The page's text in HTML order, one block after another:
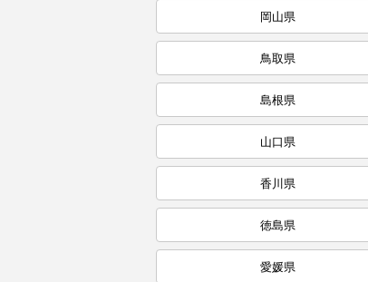
岡山県
鳥取県
島根県
山口県
香川県
徳島県
愛媛県